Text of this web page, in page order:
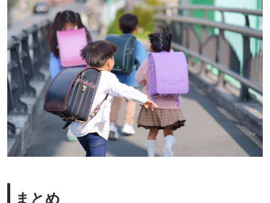
まとめ